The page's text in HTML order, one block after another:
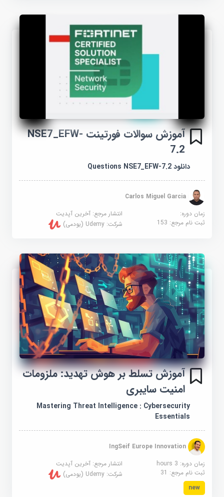
آموزش سوالات فورتینت NSE7_EFW-
7.2
دانلود Questions NSE7_EFW-7.2
Carlos Miguel Garcia
زمان دوره:
انتشار مرجع:آخرین آپدیت
ثبت نام مرجع:153 شرکت:Udemy (یودمی)
آموزش تسلط بر هوش تهدید: ملزومات
امنیت سایبری
Mastering Threat Intelligence : Cybersecurity
Essentials
IngSeif Europe Innovation
زمان دوره: 3 hours
انتشار مرجع:آخرین آپدیت
ثبت نام مرجع:31 شرکت:Udemy (یودمی)
new